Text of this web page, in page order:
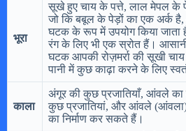
भूरा
सूखे हुए चाय के पत्ते, लाल मेपल के
जो कि बबूल के पेड़ों का एक अर्क
घटक के रूप में उपयोग किया
रंग के लिए भी एक स्रोत हैं।
घटक आपकी रोज़मर्रा की सूखी चाय
पानी में कुछ काढ़ा करने के लिए
काला
अंगूर की कुछ प्रजातियाँ, आंवले
कुछ प्रजातियां, और आंवले
का निर्माण कर सकते हैं।